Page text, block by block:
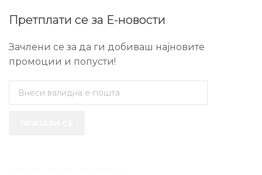
Претплати се за Е-новости
Зачлени се за да ги добиваш најновите
промоции и попусти!